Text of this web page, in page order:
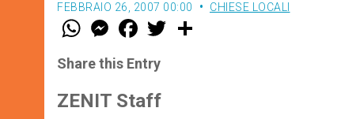
FEBBRAIO 26, 2007 00:00 CHIESE LOCALI
W
t
s
p
p
M
e
s
e
g
e
F
a
e
b
o
k
w
Share this Entry
ZENIT Staff